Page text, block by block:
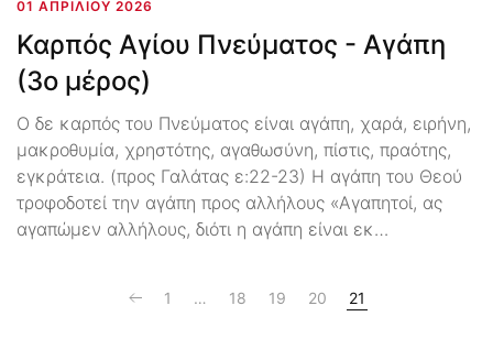
01 ΑΠΡΙΛΊΟΥ 2026
Καρπός Αγίου Πνεύματος - Αγάπη
(3ο μέρος)
Ο δε καρπός του Πνεύματος είναι αγάπη, χαρά, ειρήνη,
μακροθυμία, χρηστότης, αγαθωσύνη, πίστις, πραότης,
εγκράτεια. (προς Γαλάτας ε:22-23) Η αγάπη του Θεού
τροφοδοτεί την αγάπη προς αλλήλους «Αγαπητοί, ας
αγαπώμεν αλλήλους, διότι η αγάπη είναι εκ…
1 … 18 19 20 21